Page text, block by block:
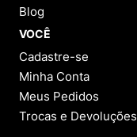
Blog
VOCÊ
Cadastre-se
Minha Conta
Meus Pedidos
Trocas e Devoluções